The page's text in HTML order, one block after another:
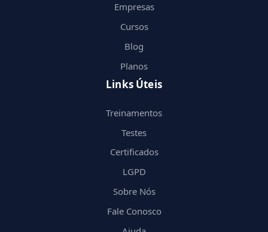
Empresas
Cursos
Blog
Planos
Links Úteis
Treinamentos
Testes
Certificados
LGPD
Sobre Nós
Fale Conosco